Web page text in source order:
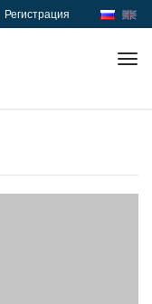
Регистрация